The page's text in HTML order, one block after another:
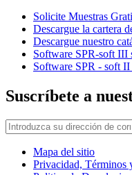
Solicite Muestras
Descargue la cartera
Descargue nuestro
Software SPR-soft III
Software SPR - soft
Suscríbete a
Mapa del sitio
Privacidad, Términos